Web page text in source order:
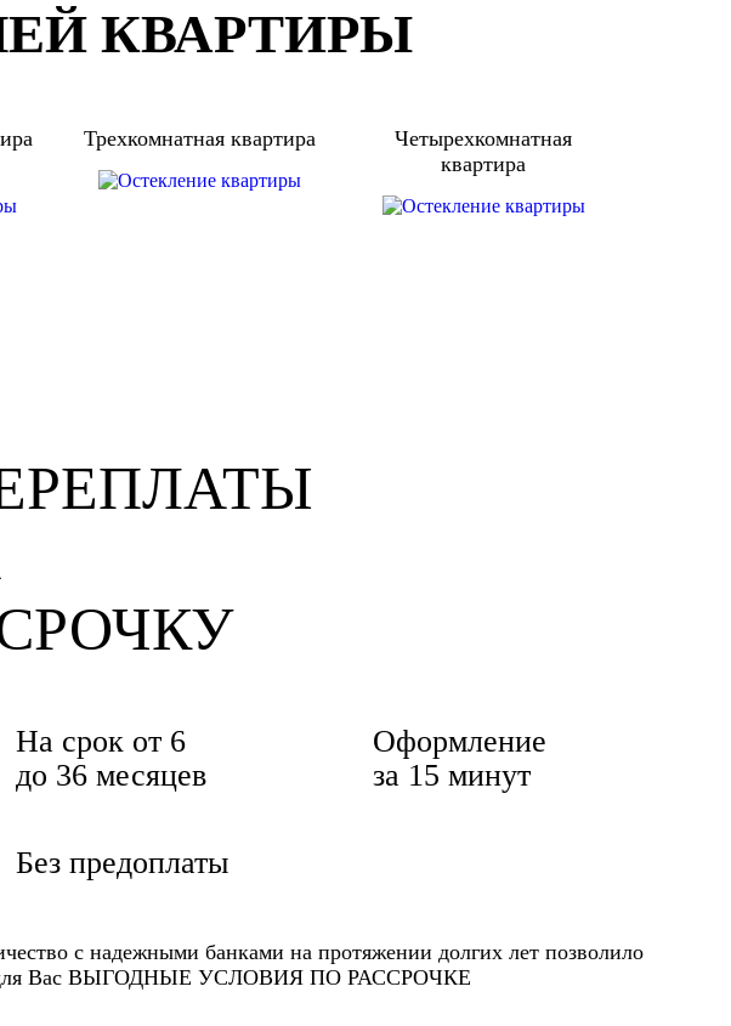
КВАРТИРЫ
Трехкомнатная квартира
Четырехкомнатная
квартира
На срок от 6
до 36 месяцев
Оформление
за 15 минут
Без предоплаты
с надежными банками на протяжении долгих лет позволило
для Вас ВЫГОДНЫЕ УСЛОВИЯ ПО РАССРОЧКЕ